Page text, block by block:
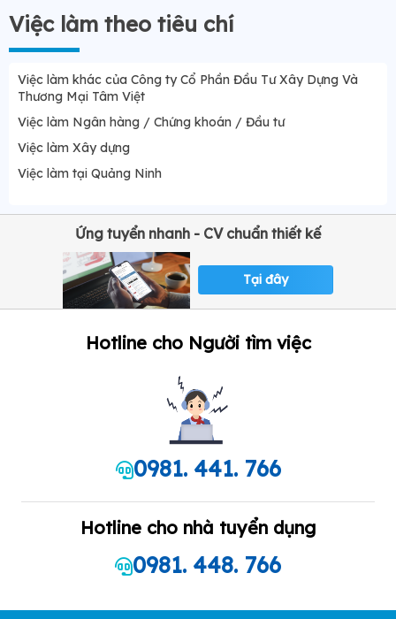
Việc làm theo tiêu chí
Việc làm khác của Công ty Cổ Phần Đầu Tư Xây Dựng Và
Thương Mại Tâm Việt
Việc làm Ngân hàng / Chứng khoán / Đầu tư
Việc làm Xây dựng
Việc làm tại Quảng Ninh
Ứng tuyển nhanh - CV chuẩn thiết kế
Tại đây
Hotline cho Người tìm việc
0981. 441. 766
Hotline cho nhà tuyển dụng
0981. 448. 766